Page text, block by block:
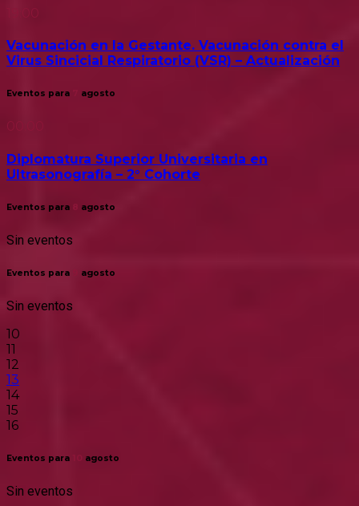
Vacunación en la Gestante. Vacunación contra el
Virus Sincicial Respiratorio (VSR) – Actualización
Eventos para agosto
00:00
Diplomatura Superior Universitaria en
Ultrasonografía – 2° Cohorte
Eventos para 8 agosto
Sin eventos
Eventos para agosto
Sin eventos
10
11
12
13
14
15
16
Eventos para agosto
Sin eventos